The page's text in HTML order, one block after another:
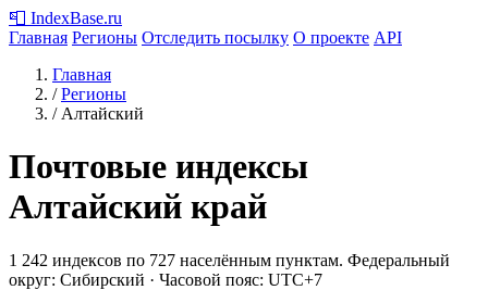
📮 IndexBase.ru
Главная Регионы Отследить посылку О проекте API
Главная
/ Регионы
/ Алтайский
Почтовые индексы
Алтайский край
1 242 индексов по 727 населённым пунктам. Федеральный
округ: Сибирский · Часовой пояс: UTC+7